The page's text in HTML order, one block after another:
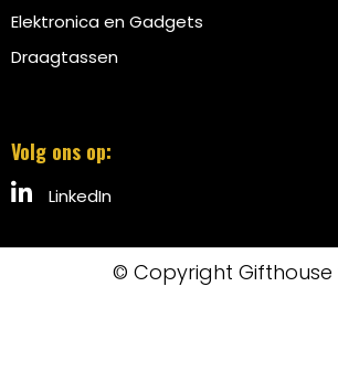
Elektronica en Gadgets
Draagtassen
Volg ons op:
LinkedIn
© Copyright Gifthouse